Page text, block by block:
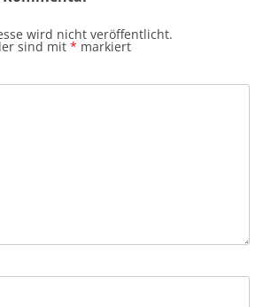
wird nicht veröffentlicht.
sind mit * markiert